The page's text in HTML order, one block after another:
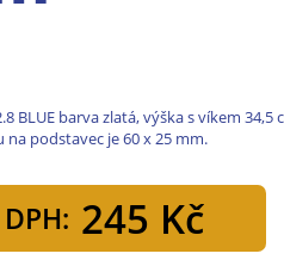
BLUE barva zlatá, výška s víkem
podstavec je 60 x 25 mm.
245 Kč